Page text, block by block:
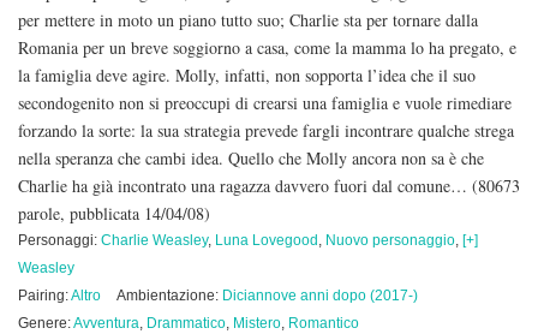
per mettere in moto un piano tutto suo; Charlie sta per tornare dalla
Romania per un breve soggiorno a casa, come la mamma lo ha pregato, e
la famiglia deve agire. Molly, infatti, non sopporta l’idea che il suo
secondogenito non si preoccupi di crearsi una famiglia e vuole rimediare
forzando la sorte: la sua strategia prevede fargli incontrare qualche strega
nella speranza che cambi idea. Quello che Molly ancora non sa è che
Charlie ha già incontrato una ragazza davvero fuori dal comune… (80673
parole, pubblicata 14/04/08)
Personaggi: Charlie Weasley, Luna Lovegood , Nuovo personaggio, [+]
Weasley
Pairing:Altro Ambientazione: Diciannove anni dopo (2017-)
Genere:Avventura, Drammatico, Mistero, Romantico